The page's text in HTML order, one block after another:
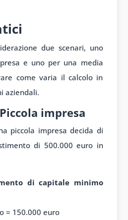
due scenari, uno
e uno per una media
come varia il calcolo in
aziendali.
impresa
piccola impresa decida di
di 500.000 euro in
di capitale minimo
= 150.000 euro